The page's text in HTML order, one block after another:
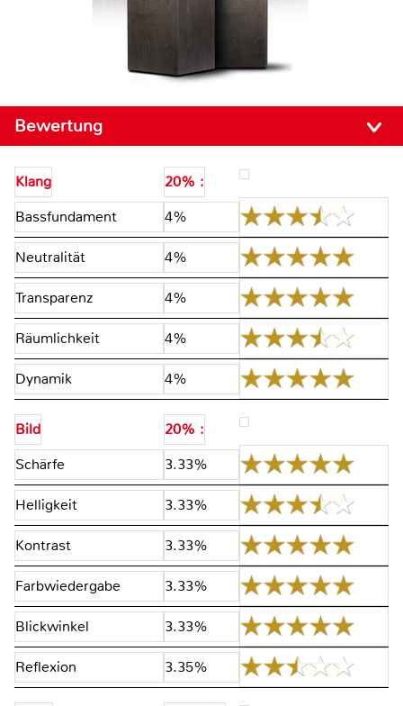
Bewertung
Klang
20% :
Bassfundament
4%
Neutralität 4%
Transparenz 4%
Räumlichkeit 4%
Dynamik 4%
Bild
20% :
Schärfe
3.33%
Helligkeit 3.33%
Kontrast 3.33%
Farbwiedergabe 3.33%
Blickwinkel 3.33%
Reflexion 3.35%